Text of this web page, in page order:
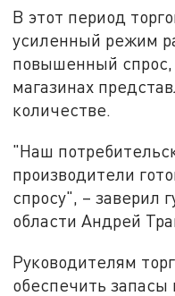
В этот период
усиленный режим
повышенный
магазинах
количестве.
"Наш
производители
спросу", – заверил
области Андрей
Руководителям
обеспечить запасы